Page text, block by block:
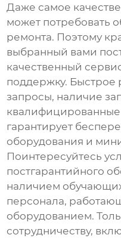
Даже самое
может потребовать
ремонта. Поэтому
выбранный вами
качественный
поддержку. Быстрое
запросы, наличие
квалифицированные
гарантирует
оборудования и
Поинтересуйтесь
постгарантийного
наличием
персонала,
оборудованием.
сотрудничеству,